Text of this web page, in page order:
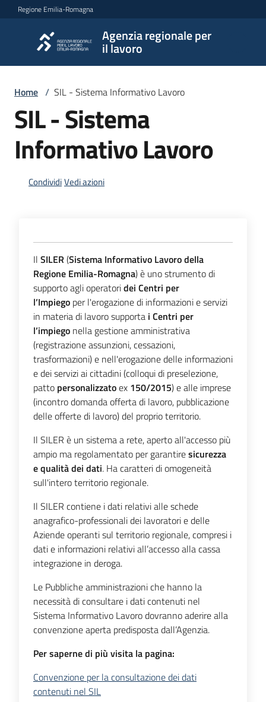
Vai al contenuto
Vai alla navigazione
Vai al footer
Regione Emilia-Romagna
Agenzia regionale per
il lavoro
Agenzia
regionale
per il
lavoro
L'Agenzia
Novità
centri
l'impiego
Lavoro
Seguici
Home / SIL - Sistema Informativo Lavoro
SIL - Sistema
Informativo Lavoro
CondividiVedi azioni
Il SILER(Sistema Informativo Lavoro della
Regione Emilia-Romagna) è uno strumento di
supporto agli operatoridei Centri per
l’Impiego per l'erogazione di informazioni e servizi
in materia di lavoro supporta i Centri per
l’impiego nella gestione amministrativa
(registrazione assunzioni, cessazioni,
trasformazioni) e nell'erogazione delle informazioni
e dei servizi ai cittadini (colloqui di preselezione,
patto personalizzatoex 150/2015) e alle imprese
(incontro domanda offerta di lavoro, pubblicazione
delle offerte di lavoro) del proprio territorio.
Il SILER è un sistema a rete, aperto all'accesso più
ampio ma regolamentato per garantiresicurezza
e qualità dei dati. Ha caratteri di omogeneità
sull'intero territorio regionale.
Il SILER contiene i dati relativi alle schede
anagrafico-professionali dei lavoratori e delle
Aziende operanti sul territorio regionale, compresi i
dati e informazioni relativi all’accesso alla cassa
integrazione in deroga.
Le Pubbliche amministrazioni che hanno la
necessità di consultare i dati contenuti nel
Sistema Informativo Lavoro dovranno aderire alla
convenzione aperta predisposta dall’Agenzia.
Per saperne di più visita la pagina:
Convenzione per la consultazione dei dati
contenuti nel SIL